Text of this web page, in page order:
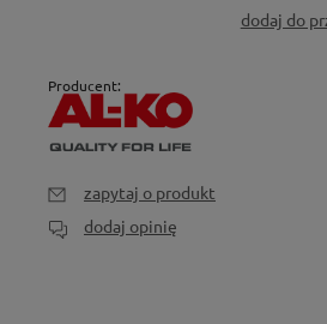
dodaj do
Producent:
zapytaj o produkt
dodaj opinię